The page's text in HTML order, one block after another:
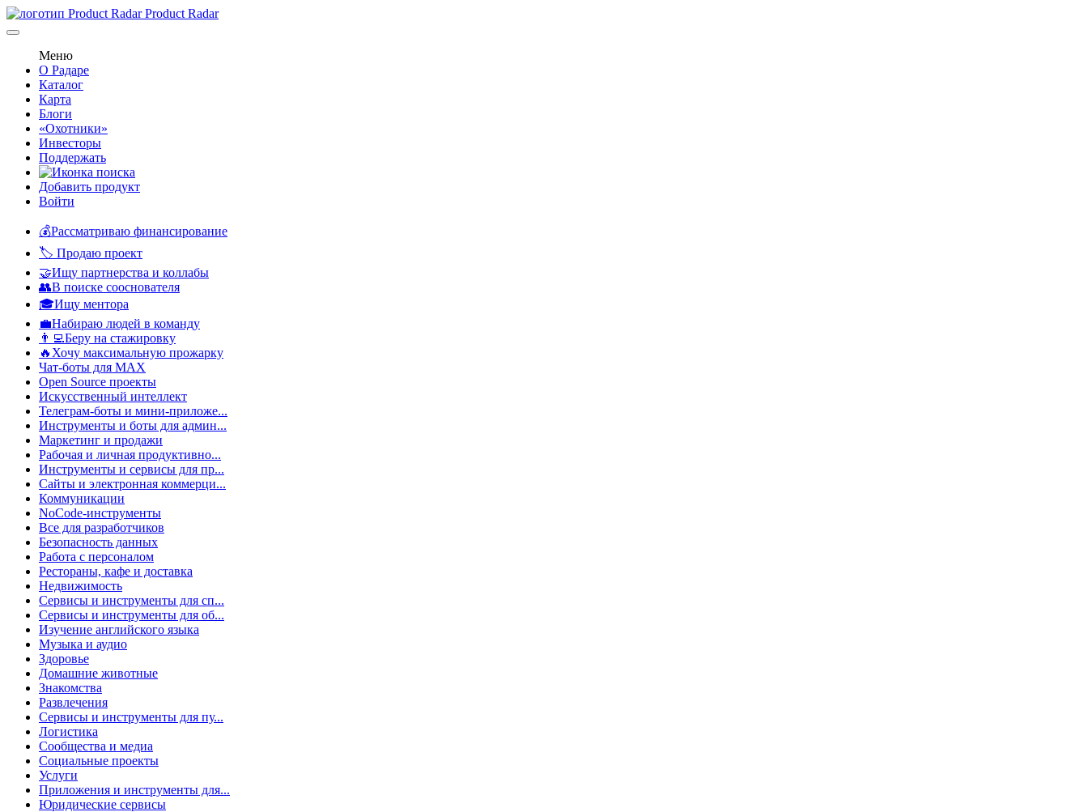
Product Radar
Меню
О Радаре
Каталог
Карта
Блоги
«Охотники»
Инвесторы
Поддержать
Добавить продукт
Войти
💰Рассматриваю финансирование
🏷️ Продаю проект
🤝Ищу партнерства и коллабы
👥В поиске сооснователя
🎓Ищу ментора
💼Набираю людей в команду
👨‍💻Беру на стажировку
🔥Хочу максимальную прожарку
Чат-боты для MAX
Open Source проекты
Искусственный интеллект
Телеграм-боты и мини-приложе...
Инструменты и боты для админ...
Маркетинг и продажи
Рабочая и личная продуктивно...
Инструменты и сервисы для пр...
Сайты и электронная коммерци...
Коммуникации
NoCode-инструменты
Все для разработчиков
Безопасность данных
Работа с персоналом
Рестораны, кафе и доставка
Недвижимость
Сервисы и инструменты для сп...
Сервисы и инструменты для об...
Изучение английского языка
Музыка и аудио
Здоровье
Домашние животные
Знакомства
Развлечения
Сервисы и инструменты для пу...
Логистика
Сообщества и медиа
Социальные проекты
Услуги
Приложения и инструменты для...
Юридические сервисы